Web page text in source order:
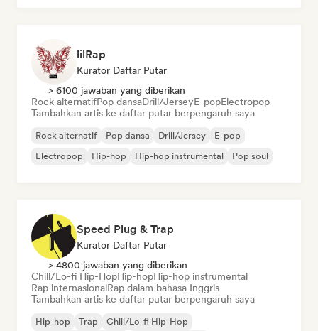
lilRap
Kurator Daftar Putar
> 6100 jawaban yang diberikan
Rock alternatifPop dansaDrill/JerseyE-popElectropop
Tambahkan artis ke daftar putar berpengaruh saya
Rock alternatif Pop dansa Drill/Jersey
E-pop
Electropop
Hip-hop Hip-hop instrumental Pop soul
Speed Plug & Trap
Kurator Daftar Putar
> 4800 jawaban yang diberikan
Chill/Lo-fi Hip-HopHip-hopHip-hop instrumental
Rap internasionalRap dalam bahasa Inggris
Tambahkan artis ke daftar putar berpengaruh saya
Hip-hop Trap
Chill/Lo-fi Hip-Hop